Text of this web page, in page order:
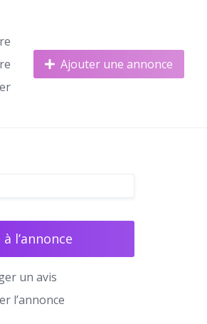
Ajouter une annonce
l’annonce
un avis
l’annonce